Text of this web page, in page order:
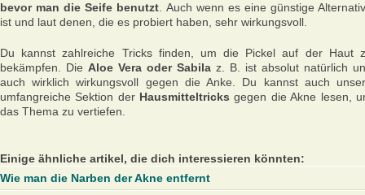
bevor man die Seife benutzt . Auch wenn es eine günstige
ist und laut denen, die es probiert haben, sehr wirkungsvoll.
Du kannst zahlreiche Tricks finden, um die Pickel auf der Haut
bekämpfen. Die Aloe Vera oder Sabila z. B. ist absolut natürlich
auch wirklich wirkungsvoll gegen die Anke. Du kannst auch
umfangreiche Sektion der Hausmitteltricks gegen die Akne lesen,
das Thema zu vertiefen.
Einige ähnliche artikel, die dich interessieren könnten:
Wie man die Narben der Akne entfernt